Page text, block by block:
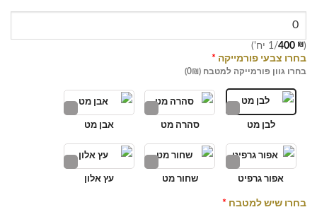
(
400 ₪
/1 יח')
בחרו צבעי פורמייקה *
בחרו גוון פורמייקה למטבח (0₪)
לבן מט סהרה מט אבן מט
אפור גרפיט שחור מט עץ אלון
בחרו שיש למטבח *